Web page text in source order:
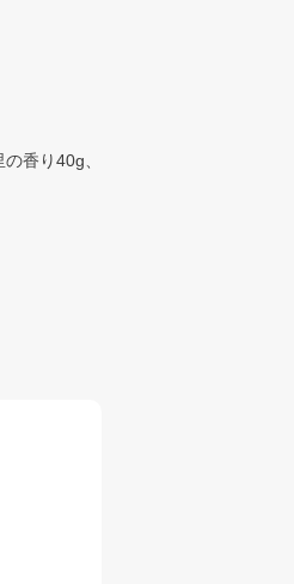
香り40g、